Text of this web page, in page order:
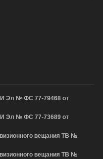
Эл № ФС 77-79468 от
Эл № ФС 77-73689 от
вещания ТВ №
вещания ТВ №